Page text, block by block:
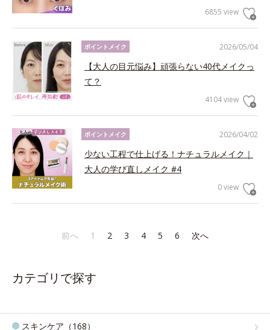
6855 view
2026/05/04
ポイントメイク
【大人の目元悩み】頑張らない40代メイクっ
て？
4104 view
2026/04/02
ポイントメイク
少ない工程で仕上げる！ナチュラルメイク｜
大人の学び直しメイク #4
0 view
前へ 1 2 3 4 5 6 次へ
カテゴリで探す
スキンケア（168）